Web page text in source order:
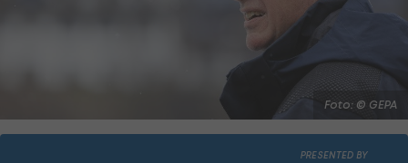
Foto: © GEPA
PRESENTED BY